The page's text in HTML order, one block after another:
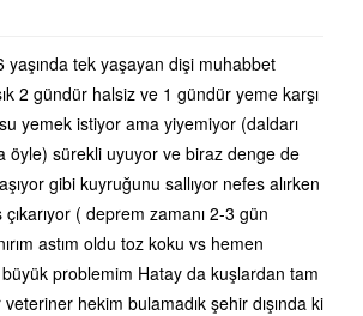
yaşında tek yaşayan dişi muhabbet
2 gündür halsiz ve 1 gündür yeme karşı
yemek istiyor ama yiyemiyor (daldarı
öyle) sürekli uyuyor ve biraz denge de
gibi kuyruğunu sallıyor nefes alırken
çıkarıyor ( deprem zamanı 2-3 gün
astım oldu toz koku vs hemen
problemim Hatay da kuşlardan tam
hekim bulamadık şehir dışında ki